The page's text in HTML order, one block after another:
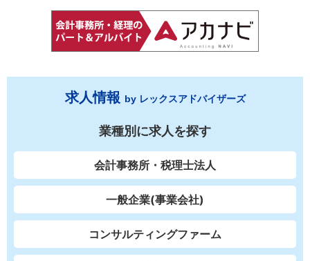
求人情報 by レックスアドバイザーズ
業種別に求人を探す
会計事務所・税理士法人
一般企業(事業会社)
コンサルティングファーム